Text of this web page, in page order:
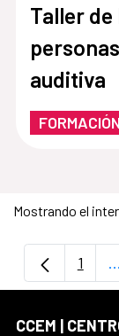
Taller de
auditiva
Mostrando el
Página
1 ...
CCEM |